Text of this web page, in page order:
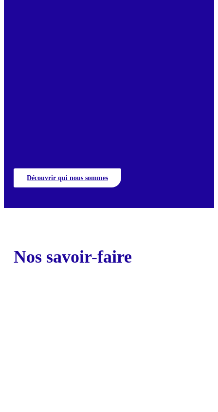
Découvrir qui nous sommes
Nos savoir-faire